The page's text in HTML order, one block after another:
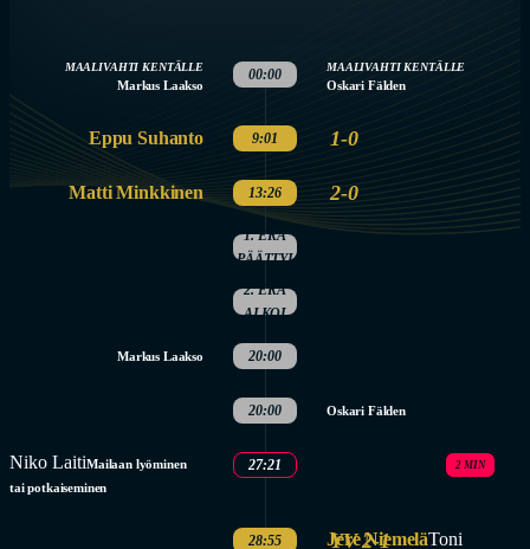
MAALIVAHTI KENTÄLLE
Markus Laakso
00:00 MAALIVAHTI KENTÄLLE
Oskari Fälden
Eppu Suhanto 9:01 1-0
Matti Minkkinen 13:26 2-0
1. ERÄ
PÄÄTTYI
2. ERÄ
ALKOI
Markus Laakso 20:00
20:00 Oskari Fälden
Niko LaitiMailaan lyöminen
tai potkaiseminen
2 MIN
27:21
28:55 YV 2-1
Jere NiemeläToni